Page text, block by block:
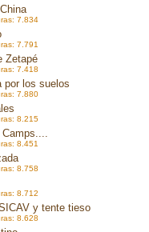
7.834
7.791
Zetapé
7.418
por los suelos
7.880
8.215
8.451
8.758
8.712
y tente tieso
8.628